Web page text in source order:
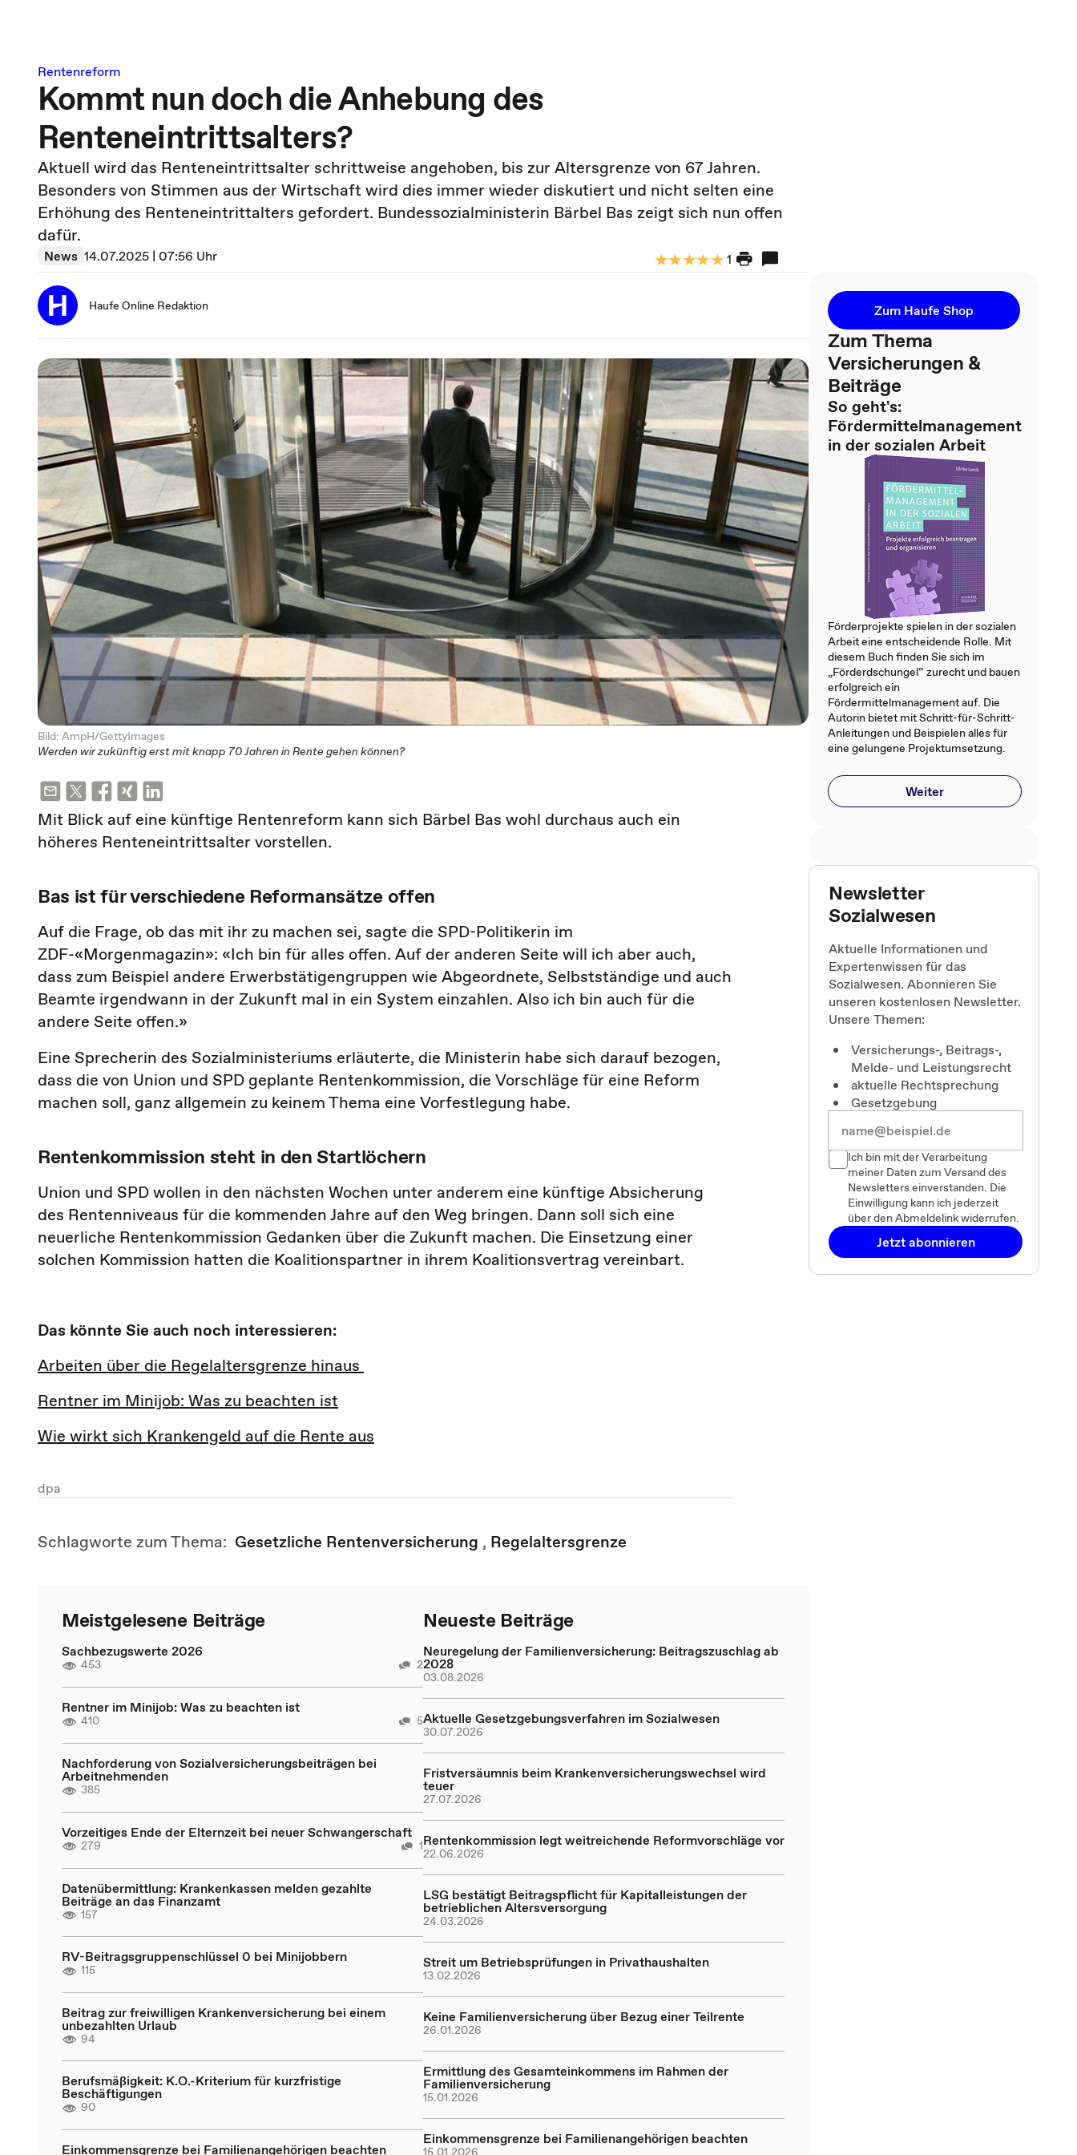
Rentenreform
Kommt nun doch die Anhebung des
Renteneintrittsalters?
Aktuell wird das Renteneintrittsalter schrittweise angehoben, bis zur Altersgrenze von 67 Jahren.
Besonders von Stimmen aus der Wirtschaft wird dies immer wieder diskutiert und nicht selten eine
Erhöhung des Renteneintrittalters gefordert. Bundessozialministerin Bärbel Bas zeigt sich nun offen
dafür.
News 14.07.2025 | 07:56 Uhr 1
Haufe Online Redaktion
Bild: AmpH/GettyImages
Werden wir zukünftig erst mit knapp 70 Jahren in Rente gehen können?
Mit Blick auf eine künftige Rentenreform kann sich Bärbel Bas wohl durchaus auch ein
höheres Renteneintrittsalter vorstellen.
Bas ist für verschiedene Reformansätze offen
Auf die Frage, ob das mit ihr zu machen sei, sagte die SPD-Politikerin im
ZDF-«Morgenmagazin»: «Ich bin für alles offen. Auf der anderen Seite will ich aber auch,
dass zum Beispiel andere Erwerbstätigengruppen wie Abgeordnete, Selbstständige und auch
Beamte irgendwann in der Zukunft mal in ein System einzahlen. Also ich bin auch für die
andere Seite offen.»
Eine Sprecherin des Sozialministeriums erläuterte, die Ministerin habe sich darauf bezogen,
dass die von Union und SPD geplante Rentenkommission, die Vorschläge für eine Reform
machen soll, ganz allgemein zu keinem Thema eine Vorfestlegung habe.
Rentenkommission steht in den Startlöchern
Union und SPD wollen in den nächsten Wochen unter anderem eine künftige Absicherung
des Rentenniveaus für die kommenden Jahre auf den Weg bringen. Dann soll sich eine
neuerliche Rentenkommission Gedanken über die Zukunft machen. Die Einsetzung einer
solchen Kommission hatten die Koalitionspartner in ihrem Koalitionsvertrag vereinbart.
Das könnte Sie auch noch interessieren:
Arbeiten über die Regelaltersgrenze hinaus
Rentner im Minijob: Was zu beachten ist
Wie wirkt sich Krankengeld auf die Rente aus
dpa
Schlagworte zum Thema: Gesetzliche Rentenversicherung , Regelaltersgrenze
Meistgelesene Beiträge
Sachbezugswerte 2026
453 2
Rentner im Minijob: Was zu beachten ist
410 5
Nachforderung von Sozialversicherungsbeiträgen bei
Arbeitnehmenden
385
Vorzeitiges Ende der Elternzeit bei neuer Schwangerschaft
279 1
Datenübermittlung: Krankenkassen melden gezahlte
Beiträge an das Finanzamt
157
RV-Beitragsgruppenschlüssel 0 bei Minijobbern
115
Beitrag zur freiwilligen Krankenversicherung bei einem
unbezahlten Urlaub
94
Berufsmäßigkeit: K.O.-Kriterium für kurzfristige
Beschäftigungen
90
Einkommensgrenze bei Familienangehörigen beachten
Neueste Beiträge
Neuregelung der Familienversicherung: Beitragszuschlag ab
2028
03.08.2026
Aktuelle Gesetzgebungsverfahren im Sozialwesen
30.07.2026
Fristversäumnis beim Krankenversicherungswechsel wird
teuer
27.07.2026
Rentenkommission legt weitreichende Reformvorschläge vor
22.06.2026
LSG bestätigt Beitragspflicht für Kapitalleistungen der
betrieblichen Altersversorgung
24.03.2026
Streit um Betriebsprüfungen in Privathaushalten
13.02.2026
Keine Familienversicherung über Bezug einer Teilrente
26.01.2026
Ermittlung des Gesamteinkommens im Rahmen der
Familienversicherung
15.01.2026
Einkommensgrenze bei Familienangehörigen beachten
15.01.2026
Zum Haufe Shop
Zum Thema
Versicherungen &
Beiträge
So geht's:
Fördermittelmanagement
in der sozialen Arbeit
Förderprojekte spielen in der sozialen
Arbeit eine entscheidende Rolle. Mit
diesem Buch finden Sie sich im
„Förderdschungel“ zurecht und bauen
erfolgreich ein
Fördermittelmanagement auf. Die
Autorin bietet mit Schritt-für-Schritt-
Anleitungen und Beispielen alles für
eine gelungene Projektumsetzung.
Weiter
Newsletter
Sozialwesen
Aktuelle Informationen und
Expertenwissen für das
Sozialwesen. Abonnieren Sie
unseren kostenlosen Newsletter.
Unsere Themen:
Versicherungs-, Beitrags-,
Melde- und Leistungsrecht
aktuelle Rechtsprechung
Gesetzgebung
Ich bin mit der Verarbeitung
meiner Daten zum Versand des
Newsletters einverstanden. Die
Einwilligung kann ich jederzeit
über den Abmeldelink widerrufen.
Jetzt abonnieren